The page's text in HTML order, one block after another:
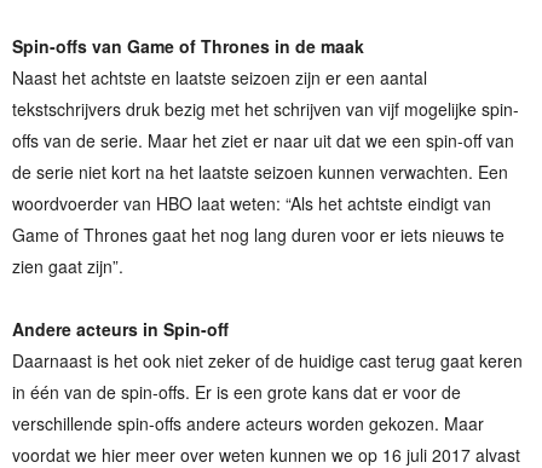
Spin-offs van Game of Thrones in de maak
Naast het achtste en laatste seizoen zijn er een aantal
tekstschrijvers druk bezig met het schrijven van vijf mogelijke spin-
offs van de serie. Maar het ziet er naar uit dat we een spin-off van
de serie niet kort na het laatste seizoen kunnen verwachten. Een
woordvoerder van HBO laat weten: “Als het achtste eindigt van
Game of Thrones gaat het nog lang duren voor er iets nieuws te
zien gaat zijn”.
Andere acteurs in Spin-off
Daarnaast is het ook niet zeker of de huidige cast terug gaat keren
in één van de spin-offs. Er is een grote kans dat er voor de
verschillende spin-offs andere acteurs worden gekozen. Maar
voordat we hier meer over weten kunnen we op 16 juli 2017 alvast